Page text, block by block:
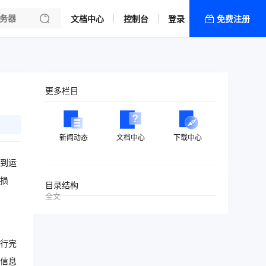
文档中心 控制台 登录 免费注册
运
完
息
更多栏目
新闻动态 文档中心 下载中心
目录结构
全文